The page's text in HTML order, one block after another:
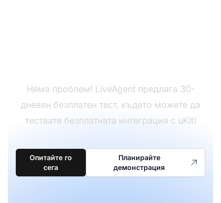
Няма проблем! LiveAgent предлага 30-
дневен безплатен тест, където можете да
тествате безплатната интеграция с uKit!
Опитайте го
сега
Планирайте
демонстрация